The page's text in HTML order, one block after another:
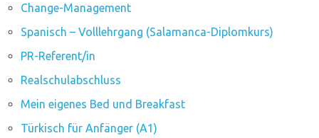
Change-Management
Spanisch – Volllehrgang (Salamanca-Diplomkurs)
PR-Referent/in
Realschulabschluss
Mein eigenes Bed und Breakfast
Türkisch für Anfänger (A1)